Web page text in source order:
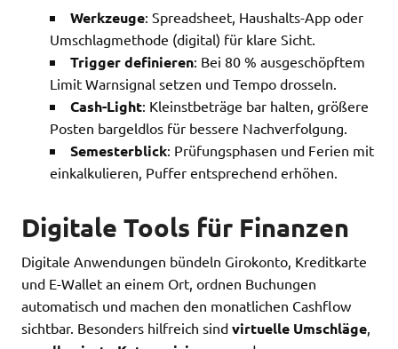
Werkzeuge: Spreadsheet, Haushalts-App oder
Umschlagmethode (digital) für klare Sicht.
Trigger definieren: Bei 80 % ausgeschöpftem
Limit Warnsignal setzen und Tempo drosseln.
Cash-Light: Kleinstbeträge bar halten, größere
Posten bargeldlos für bessere Nachverfolgung.
Semesterblick: Prüfungsphasen und Ferien mit
einkalkulieren, Puffer entsprechend erhöhen.
Digitale Tools für Finanzen
Digitale Anwendungen bündeln Girokonto, Kreditkarte
und E-Wallet an einem Ort, ordnen Buchungen
automatisch und machen den monatlichen Cashflow
sichtbar. Besonders hilfreich sind virtuelle Umschläge